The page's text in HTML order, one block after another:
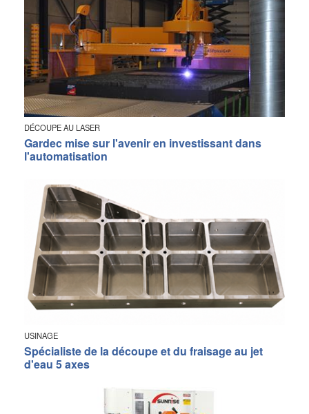
DÉCOUPE AU LASER
Gardec mise sur l'avenir en investissant dans
l'automatisation
USINAGE
Spécialiste de la découpe et du fraisage au jet
d'eau 5 axes